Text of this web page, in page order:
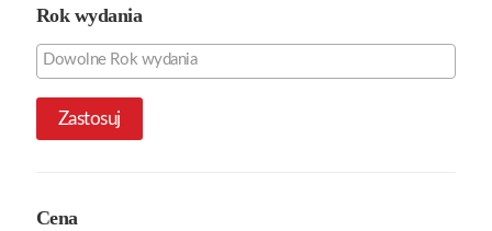
Rok wydania
Zastosuj
Cena